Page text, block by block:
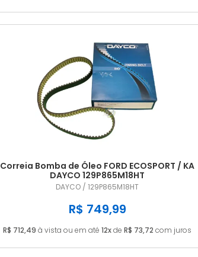
Correia Bomba de Óleo FORD ECOSPORT / KA
DAYCO 129P865M18HT
DAYCO / 129P865M18HT
R$ 749,99
R$ 712,49 à vista ou em até 12xde R$ 73,72 com juros